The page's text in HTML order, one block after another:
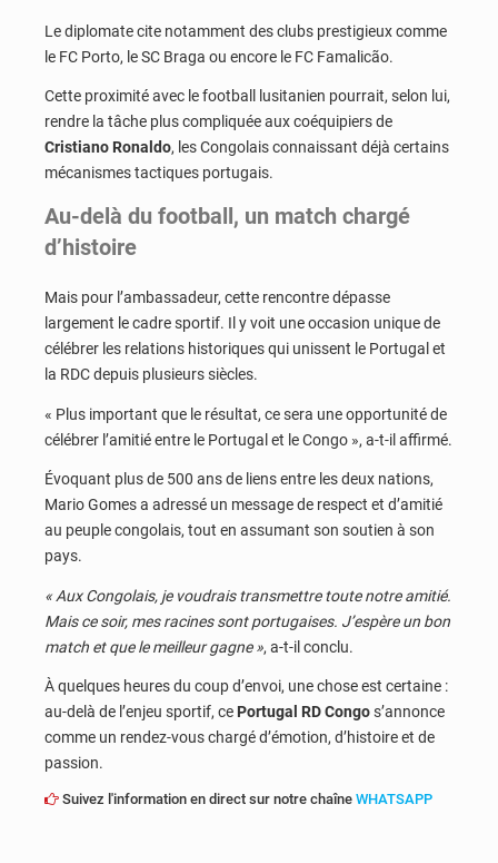
Le diplomate cite notamment des clubs prestigieux comme
le FC Porto, leSC Braga ou encore le FC Famalicão.
Cette proximité avec le football lusitanien pourrait, selon lui,
rendre la tâche plus compliquée aux coéquipiers de
Cristiano Ronaldo, les Congolais connaissant déjà certains
mécanismes tactiques portugais.
Au-delà du football, un match chargé
d’histoire
Mais pour l’ambassadeur, cette rencontre dépasse
largement le cadre sportif. Il y voit une occasion unique de
célébrer les relations historiques qui unissent le Portugal et
la RDC depuis plusieurs siècles.
« Plus important que le résultat, ce sera une opportunité de
célébrer l’amitié entre le Portugal et le Congo », a-t-il affirmé.
Évoquant plus de 500 ans de liens entre les deux nations,
Mario Gomes a adressé un message de respect et d’amitié
au peuple congolais, tout en assumant son soutien à son
pays.
« Aux Congolais, je voudrais transmettre toute notre amitié.
Mais ce soir, mes racines sont portugaises. J’espère un bon
match et que le meilleur gagne », a-t-il conclu.
À quelques heures du coup d’envoi, une chose est certaine :
au-delà de l’enjeu sportif, ce Portugal RD Congos’annonce
comme un rendez-vous chargé d’émotion, d’histoire et de
passion.
Suivez l'information en direct sur notre chaîne WHATSAPP